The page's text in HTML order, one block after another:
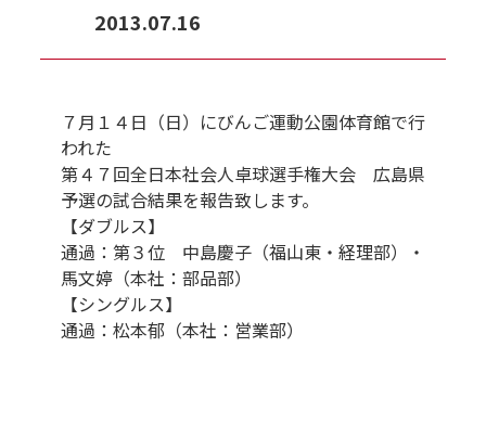
2013.07.16
７月１４日（日）にびんご運動公園体育館で行
われた
第４７回全日本社会人卓球選手権大会 広島県
予選の試合結果を報告致します。
【ダブルス】
通過：第３位 中島慶子（福山東・経理部）・
馬文婷（本社：部品部）
【シングルス】
通過：松本郁（本社：営業部）